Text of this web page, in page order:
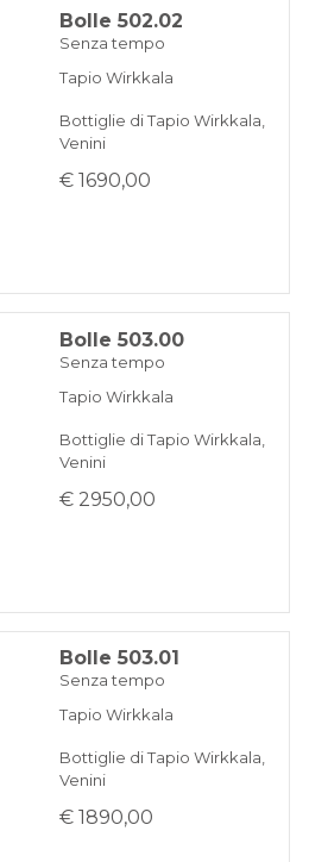
Bolle 502.02
Senza tempo
Tapio Wirkkala
Bottiglie di Tapio Wirkkala,
Venini
€ 1690,00
Bolle 503.00
Senza tempo
Tapio Wirkkala
Bottiglie di Tapio Wirkkala,
Venini
€ 2950,00
Bolle 503.01
Senza tempo
Tapio Wirkkala
Bottiglie di Tapio Wirkkala,
Venini
€ 1890,00